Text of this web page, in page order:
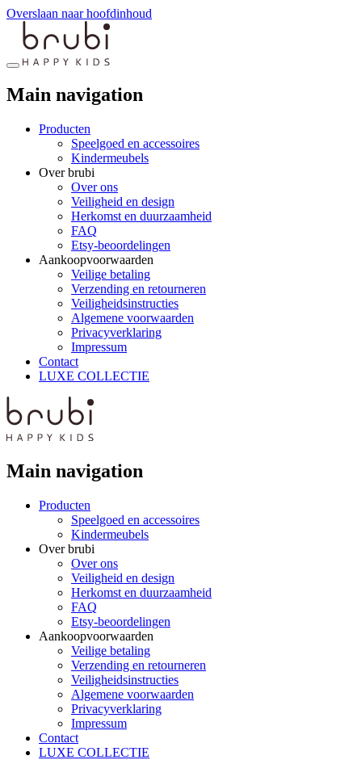
Overslaan naar hoofdinhoud
Main navigation
Producten
Speelgoed en accessoires
Kindermeubels
Over brubi
Over ons
Veiligheid en design
Herkomst en duurzaamheid
FAQ
Etsy-beoordelingen
Aankoopvoorwaarden
Veilige betaling
Verzending en retourneren
Veiligheidsinstructies
Algemene voorwaarden
Privacyverklaring
Impressum
Contact
LUXE COLLECTIE
Main navigation
Producten
Speelgoed en accessoires
Kindermeubels
Over brubi
Over ons
Veiligheid en design
Herkomst en duurzaamheid
FAQ
Etsy-beoordelingen
Aankoopvoorwaarden
Veilige betaling
Verzending en retourneren
Veiligheidsinstructies
Algemene voorwaarden
Privacyverklaring
Impressum
Contact
LUXE COLLECTIE